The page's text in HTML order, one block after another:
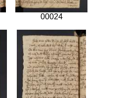
00024